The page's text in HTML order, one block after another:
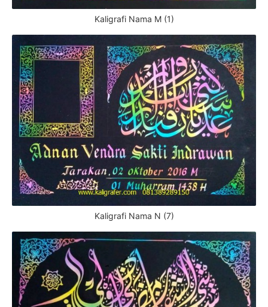
Kaligrafi Nama M (1)
Kaligrafi Nama N (7)